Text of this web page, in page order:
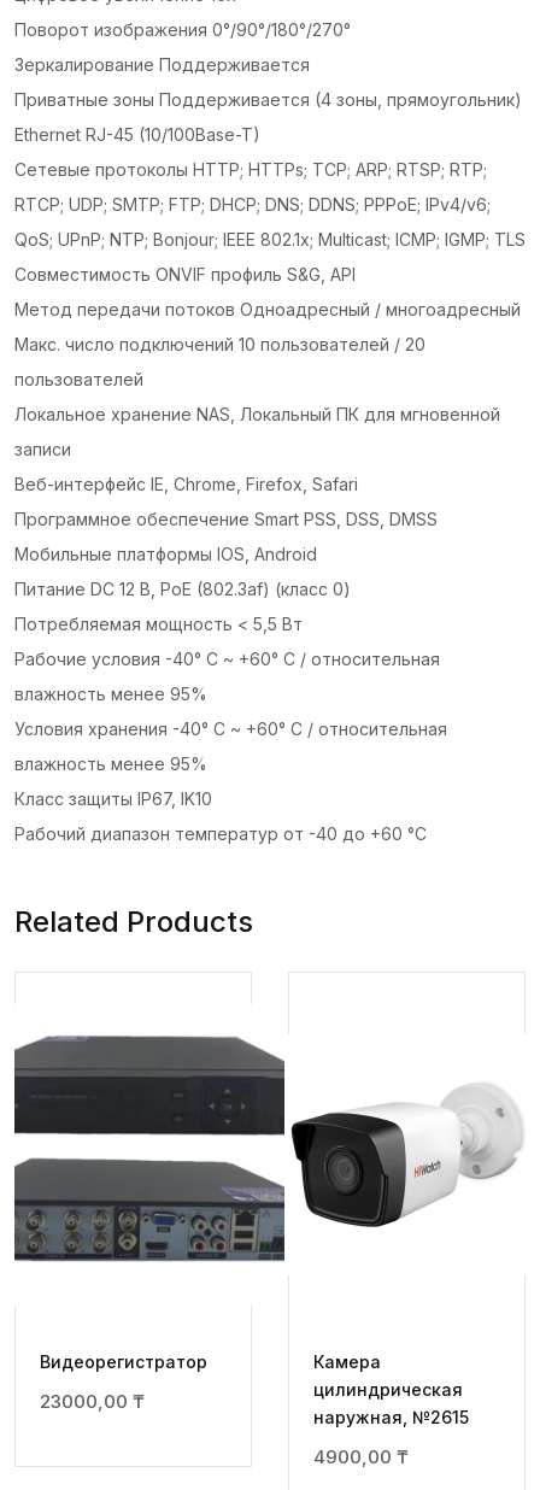
Поворот изображения 0°/90°/180°/270°
Зеркалирование Поддерживается
Приватные зоны Поддерживается (4 зоны, прямоугольник)
Ethernet RJ-45 (10/100Base-T)
Сетевые протоколы HTTP; HTTPs; TCP; ARP; RTSP; RTP;
RTCP; UDP; SMTP; FTP; DHCP; DNS; DDNS; PPPoE; IPv4/v6;
QoS; UPnP; NTP; Bonjour; IEEE 802.1x; Multicast; ICMP; IGMP; TLS
Совместимость ONVIF профиль S&G, API
Метод передачи потоков Одноадресный / многоадресный
Макс. число подключений 10 пользователей / 20
пользователей
Локальное хранение NAS, Локальный ПК для мгновенной
записи
Веб-интерфейс IE, Chrome, Firefox, Safari
Программное обеспечение Smart PSS, DSS, DMSS
Мобильные платформы IOS, Android
Питание DC 12 В, PoE (802.3af) (класс 0)
Потребляемая мощность < 5,5 Вт
Рабочие условия -40° C ~ +60° C / относительная
влажность менее 95%
Условия хранения -40° C ~ +60° C / относительная
влажность менее 95%
Класс защиты IP67, IK10
Рабочий диапазон температур от -40 до +60 °С
Related Products
Видеорегистратор
23000,00 ₸
Камера
цилиндрическая
наружная, №2615
4900,00 ₸